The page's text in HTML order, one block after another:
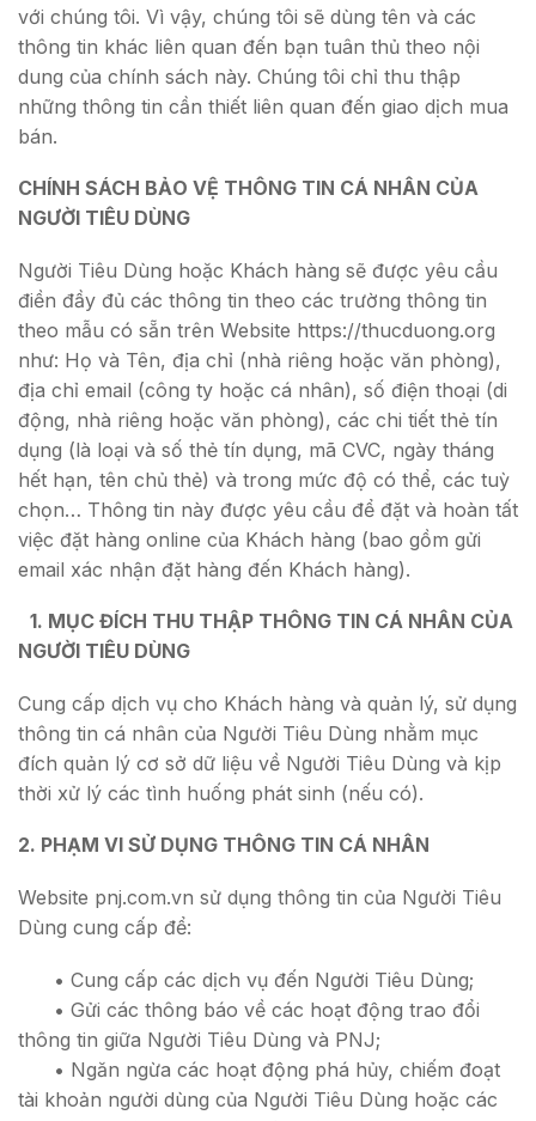
với chúng tôi. Vì vậy, chúng tôi sẽ dùng tên và các
thông tin khác liên quan đến bạn tuân thủ theo nội
dung của chính sách này. Chúng tôi chỉ thu thập
những thông tin cần thiết liên quan đến giao dịch mua
bán.
CHÍNH SÁCH BẢO VỆ THÔNG TIN CÁ NHÂN CỦA
NGƯỜI TIÊU DÙNG
Người Tiêu Dùng hoặc Khách hàng sẽ được yêu cầu
điền đầy đủ các thông tin theo các trường thông tin
theo mẫu có sẵn trên Website https://thucduong.org
như: Họ và Tên, địa chỉ (nhà riêng hoặc văn phòng),
địa chỉ email (công ty hoặc cá nhân), số điện thoại (di
động, nhà riêng hoặc văn phòng), các chi tiết thẻ tín
dụng (là loại và số thẻ tín dụng, mã CVC, ngày tháng
hết hạn, tên chủ thẻ) và trong mức độ có thể, các tuỳ
chọn… Thông tin này được yêu cầu để đặt và hoàn tất
việc đặt hàng online của Khách hàng (bao gồm gửi
email xác nhận đặt hàng đến Khách hàng).
1. MỤC ĐÍCH THU THẬP THÔNG TIN CÁ NHÂN CỦA
NGƯỜI TIÊU DÙNG
Cung cấp dịch vụ cho Khách hàng và quản lý, sử dụng
thông tin cá nhân của Người Tiêu Dùng nhằm mục
đích quản lý cơ sở dữ liệu về Người Tiêu Dùng và kịp
thời xử lý các tình huống phát sinh (nếu có).
2. PHẠM VI SỬ DỤNG THÔNG TIN CÁ NHÂN
Website pnj.com.vn sử dụng thông tin của Người Tiêu
Dùng cung cấp để:
• Cung cấp các dịch vụ đến Người Tiêu Dùng;
• Gửi các thông báo về các hoạt động trao đổi
thông tin giữa Người Tiêu Dùng và PNJ;
• Ngăn ngừa các hoạt động phá hủy, chiếm đoạt
tài khoản người dùng của Người Tiêu Dùng hoặc các